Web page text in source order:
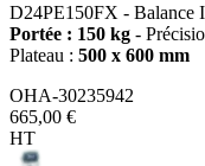
D24PE150FX - Balance
Portée : 150 kg -
Plateau : 500 x 600 mm
OHA-30235942
665,00 €
HT